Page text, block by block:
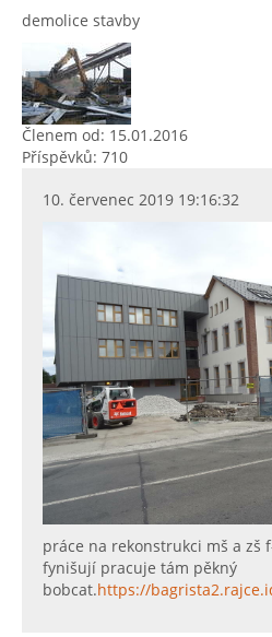
demolice stavby
Členem od: 15.01.2016
Příspěvků: 710
10. červenec 2019 19:16:32
práce na rekonstrukci mš a zš
fynišují pracuje tám pěkný
bobcat.https://